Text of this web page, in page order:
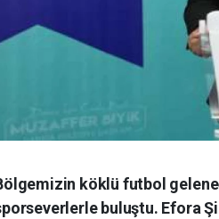
köklü futbol
buluştu. Efora